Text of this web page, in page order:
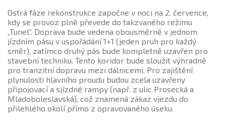
Ostrá fáze rekonstrukce započne v noci na 2. července,
kdy se provoz plně převede do takzvaného režimu
„Tunel“. Doprava bude vedena obousměrně v jednom
jízdním pásu v uspořádání 1+1 (jeden pruh pro každý
směr), zatímco druhý pás bude kompletně uzavřen pro
stavební techniku. Tento koridor bude sloužit výhradně
pro tranzitní dopravu mezi dálnicemi. Pro zajištění
plynulosti hlavního proudu budou zcela uzavřeny
připojovací a sjízdné rampy (např. z ulic Prosecká a
Mladoboleslavská), což znamená zákaz vjezdu do
přilehlého okolí přímo z opravovaného úseku.